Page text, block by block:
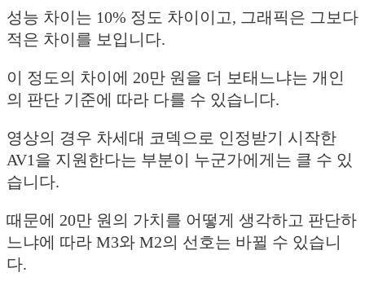
성능 차이는 10% 정도 차이이고, 그래픽은 그보다
적은 차이를 보입니다.
이 정도의 차이에 20만 원을 더 보태느냐는 개인
의 판단 기준에 따라 다를 수 있습니다.
영상의 경우 차세대 코덱으로 인정받기 시작한
AV1을 지원한다는 부분이 누군가에게는 클 수 있
습니다.
때문에 20만 원의 가치를 어떻게 생각하고 판단하
느냐에 따라 M3와 M2의 선호는 바뀔 수 있습니
다.